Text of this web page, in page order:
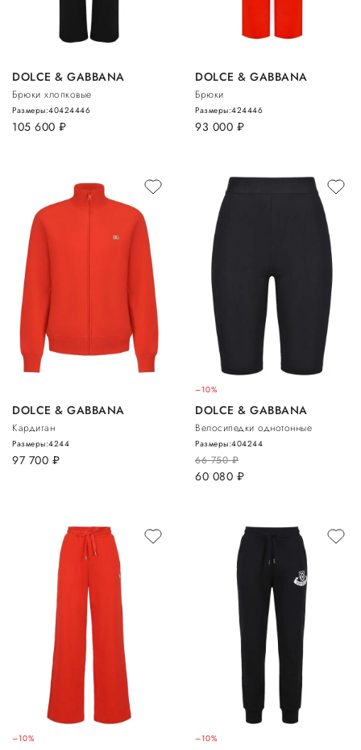
DOLCE & GABBANA
Брюки хлопковые
105 600 руб.
Размеры:40424446
DOLCE & GABBANA
Брюки
93 000 руб.
Размеры:424446
DOLCE & GABBANA
Кардиган
97 700 руб.
Размеры:4244
–10%
DOLCE & GABBANA
Велосипедки однотонные
66 750руб.
60 080 руб.
Размеры:404244
–10% –10%